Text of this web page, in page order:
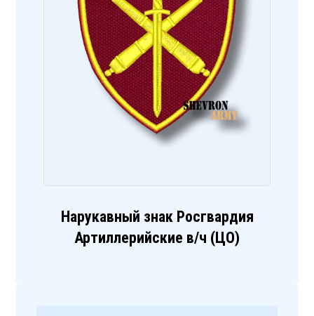
Нарукавный знак Росгвардия
Артиллерийские в/ч (ЦО)